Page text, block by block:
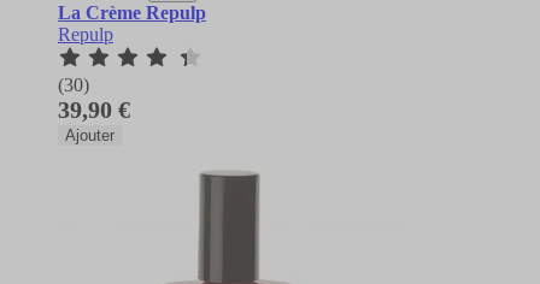
La Crème Repulp
Repulp
(30)
39,90 €
Ajouter